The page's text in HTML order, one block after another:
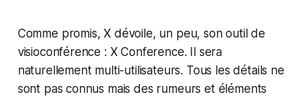
Comme promis, X dévoile, un peu, son outil de
visioconférence : X Conference. Il sera
naturellement multi-utilisateurs. Tous les détails ne
sont pas connus mais des rumeurs et éléments